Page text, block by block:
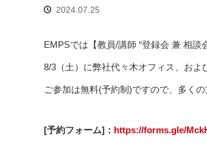
2024.07.25
EMPSでは【教員/講師 “登録会 兼 相談
8/3（土）に弊社代々木オフィス、およ
ご参加は無料(予約制)ですので、多く
[予約フォーム]： https://forms.gle/